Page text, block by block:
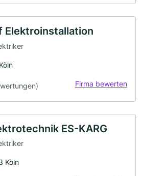
Elektroinstallation
Firma bewerten
ES-KARG
Köln